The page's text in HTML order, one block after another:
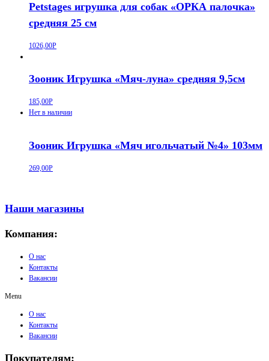
Petstages игрушка для собак «ОРКА палочка»
средняя 25 см
1026,00Р
Зооник Игрушка «Мяч-луна» средняя 9,5см
185,00Р
Нет в наличии
Зооник Игрушка «Мяч игольчатый №4» 103мм
269,00Р
Наши магазины
Компания:
О нас
Контакты
Вакансии
Menu
О нас
Контакты
Вакансии
Покупателям: